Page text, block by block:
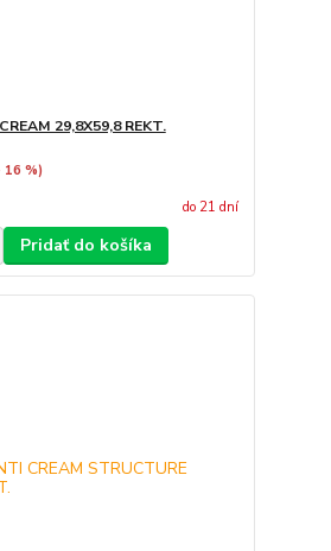
29,8X59,8 REKT.
16 %)
do 21 dní
Pridať do košíka